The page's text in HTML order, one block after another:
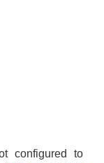
configured to